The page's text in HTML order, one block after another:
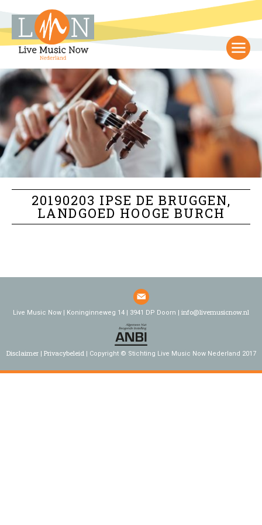
20190203 IPSE DE BRUGGEN,
LANDGOED HOOGE BURCH
Live Music Now | Koninginneweg 14 | 3941 DP Doorn | info@livemusicnow.nl
Disclaimer Privacybeleid Copyright © Stichting Live Music Now Nederland 2017